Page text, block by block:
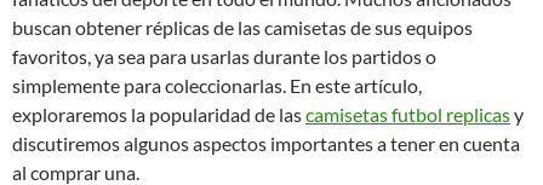
buscan obtener réplicas de las camisetas de sus equipos
favoritos, ya sea para usarlas durante los partidos o
simplemente para coleccionarlas. En este artículo,
exploraremos la popularidad de lascamisetas futbol replicasy
discutiremos algunos aspectos importantes a tener en cuenta
al comprar una.